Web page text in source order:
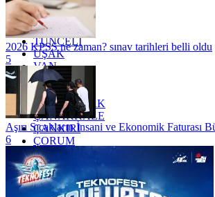
TEKİRDAĞ
TOKAT
TRABZON
TUNCELİ
UŞAK
VAN
YALOVA
YOZGAT
ZONGULDAK
ÇANAKKALE
ÇANKIRI
ÇORUM
İSTANBUL
İZMİR
ŞANLIURFA
ŞIRNAK
2026 KPSS ne zaman? sınav tarihleri belli oldu
5
Aşırı Sıcakların İnsani ve Ekonomik Faturası
6